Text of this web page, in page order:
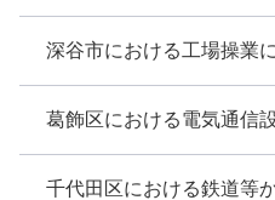
深谷市における工場操業
葛飾区における電気通信
千代田区における鉄道等